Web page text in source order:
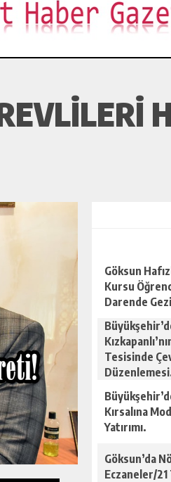
Göksun
Kursu
Darende
Tesisinde
Kırsalına
Yatırımı.
Göksun’da
Eczaneler/